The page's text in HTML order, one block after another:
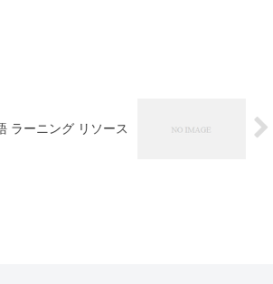
15 日本語 ラーニング リソース